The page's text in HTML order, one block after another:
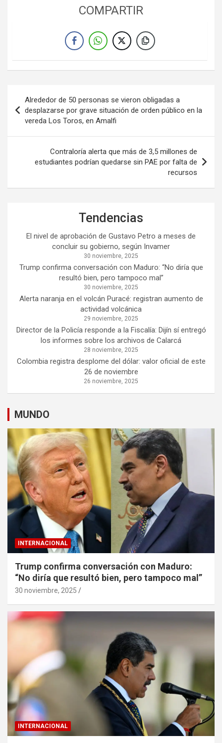
COMPARTIR
de
entradas
Alrededor de 50 personas se vieron obligadas a
desplazarse por grave situación de orden público en la
vereda Los Toros, en Amalfi
Contraloría alerta que más de 3,5 millones de
estudiantes podrían quedarse sin PAE por falta de
recursos
Tendencias
El nivel de aprobación de Gustavo Petro a meses de
concluir su gobierno, según Invamer
30 noviembre, 2025
Trump confirma conversación con Maduro: “No diría que
resultó bien, pero tampoco mal”
30 noviembre, 2025
Alerta naranja en el volcán Puracé: registran aumento de
actividad volcánica
29 noviembre, 2025
Director de la Policía responde a la Fiscalía: Dijín sí entregó
los informes sobre los archivos de Calarcá
28 noviembre, 2025
Colombia registra desplome del dólar: valor oficial de este
26 de noviembre
26 noviembre, 2025
MUNDO
INTERNACIONAL
Trump confirma conversación con Maduro:
“No diría que resultó bien, pero tampoco mal”
30 noviembre, 2025
INTERNACIONAL